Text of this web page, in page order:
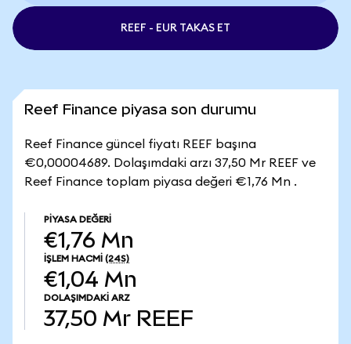
REEF - EUR TAKAS ET
Reef Finance piyasa son durumu
Reef Finance güncel fiyatı REEF başına
€0,00004689. Dolaşımdaki arzı 37,50 Mr REEF ve
Reef Finance toplam piyasa değeri €1,76 Mn .
PIYASA DEĞERI
€1,76 Mn
İŞLEM HACMI (24S)
€1,04 Mn
DOLAŞIMDAKI ARZ
37,50 Mr REEF